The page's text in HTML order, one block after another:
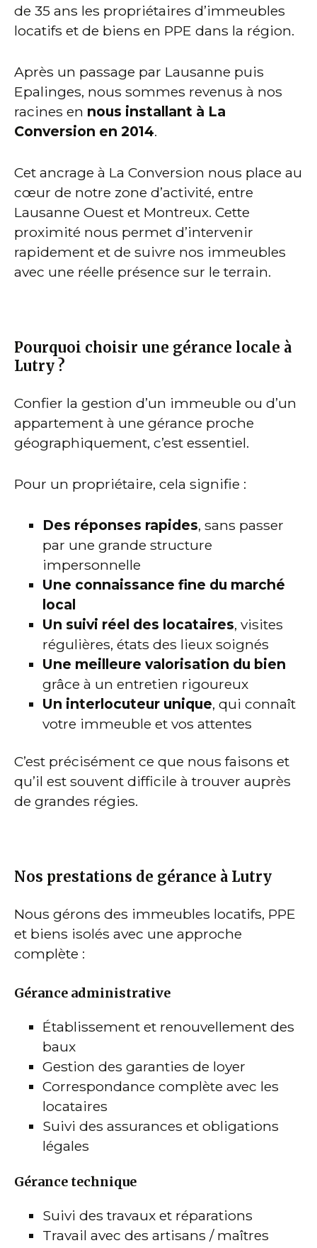
de 35 ans les propriétaires d’immeubles
locatifs et de biens en PPE dans la région.
Après un passage par Lausanne puis
Epalinges, nous sommes revenus à nos
racines en nous installant à La
Conversion en 2014.
Cet ancrage à La Conversion nous place au
cœur de notre zone d’activité, entre
Lausanne Ouest et Montreux. Cette
proximité nous permet d’intervenir
rapidement et de suivre nos immeubles
avec une réelle présence sur le terrain.
Pourquoi choisir une gérance locale à
Lutry ?
Confier la gestion d’un immeuble ou d’un
appartement à une gérance proche
géographiquement, c’est essentiel.
Pour un propriétaire, cela signifie :
Des réponses rapides, sans passer
par une grande structure
impersonnelle
Une connaissance fine du marché
local
Un suivi réel des locataires, visites
régulières, états des lieux soignés
Une meilleure valorisation du bien
grâce à un entretien rigoureux
Un interlocuteur unique, qui connaît
votre immeuble et vos attentes
C’est précisément ce que nous faisons et
qu’il est souvent difficile à trouver auprès
de grandes régies.
Nos prestations de gérance à Lutry
Nous gérons des immeubles locatifs, PPE
et biens isolés avec une approche
complète :
Gérance administrative
Établissement et renouvellement des
baux
Gestion des garanties de loyer
Correspondance complète avec les
locataires
Suivi des assurances et obligations
légales
Gérance technique
Suivi des travaux et réparations
Travail avec des artisans / maîtres